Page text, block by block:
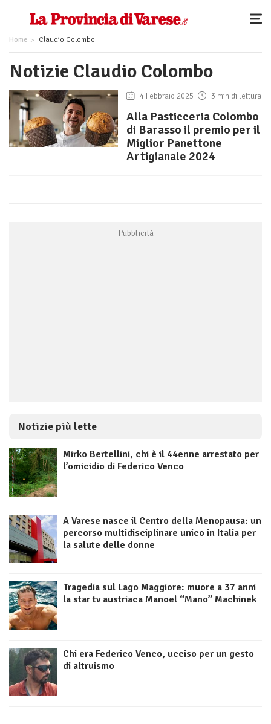
Home Claudio Colombo
Notizie Claudio Colombo
4 Febbraio 2025 3 min di lettura
Alla Pasticceria Colombo
di Barasso il premio per il
Miglior Panettone
Artigianale 2024
Notizie più lette
Mirko Bertellini, chi è il 44enne arrestato per
l’omicidio di Federico Venco
A Varese nasce il Centro della Menopausa: un
percorso multidisciplinare unico in Italia per
la salute delle donne
Tragedia sul Lago Maggiore: muore a 37 anni
la star tv austriaca Manoel “Mano” Machinek
Chi era Federico Venco, ucciso per un gesto
di altruismo